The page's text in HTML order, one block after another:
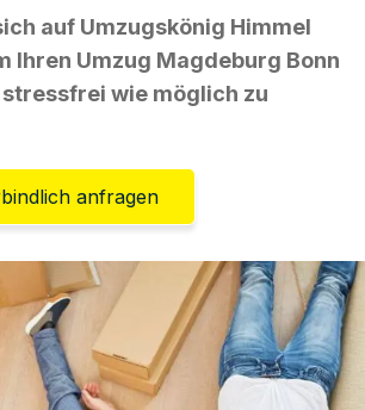
auf Umzugskönig Himmel
Ihren Umzug Magdeburg Bonn
wie möglich zu
anfragen